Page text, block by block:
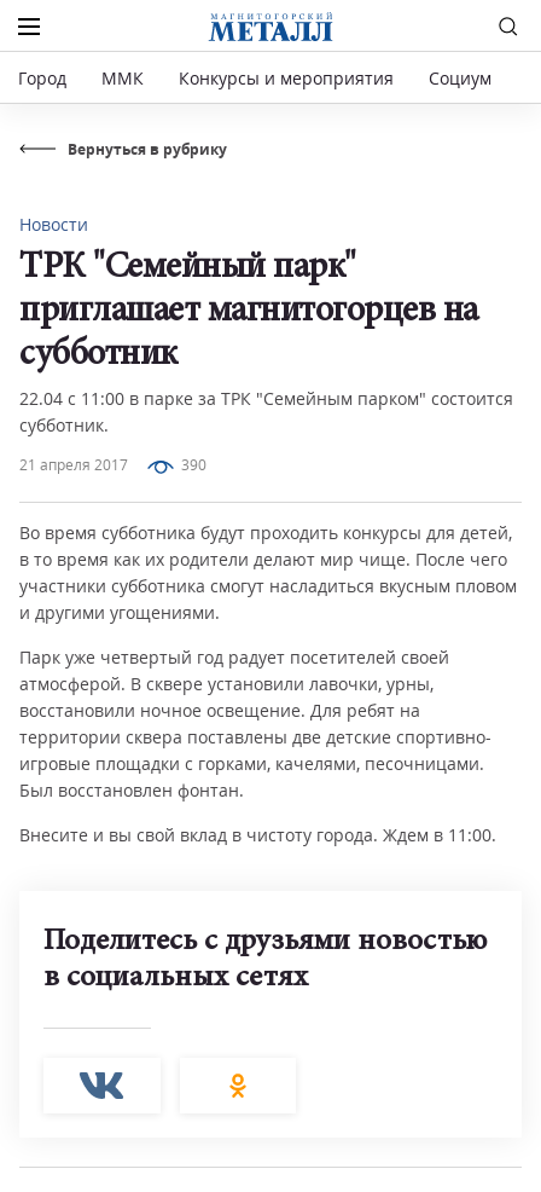
Город ММК Конкурсы и мероприятия Социум
Вернуться в рубрику
21 апреля 2017 390
Новости
ТРК "Семейный парк"
приглашает магнитогорцев на
субботник
22.04 с 11:00 в парке за ТРК "Семейным парком" состоится
субботник.
Во время субботника будут проходить конкурсы для детей,
в то время как их родители делают мир чище. После чего
участники субботника смогут насладиться вкусным пловом
и другими угощениями.
Парк уже четвертый год радует посетителей своей
атмосферой. В сквере установили лавочки, урны,
восстановили ночное освещение. Для ребят на
территории сквера поставлены две детские спортивно-
игровые площадки с горками, качелями, песочницами.
Был восстановлен фонтан.
Внесите и вы свой вклад в чистоту города. Ждем в 11:00.
Поделитесь с друзьями новостью
в социальных сетях